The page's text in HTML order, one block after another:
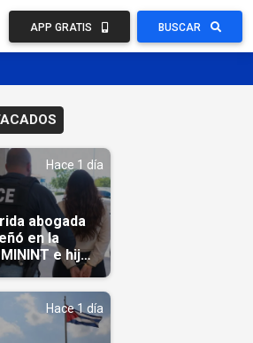
APP GRATIS BUSCAR
Hace 1 día
abogada
en la
e hija
Hace 1 día